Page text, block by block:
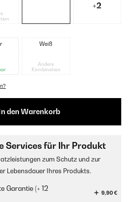
+2
Weiß
Andere
Kombination
den Warenkorb
Services für Ihr Produkt
zum Schutz und zur
Lebensdauer Ihres Produkts.
Garantie (+ 12
9,90 €